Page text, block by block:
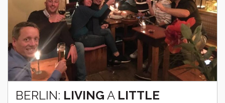
BERLIN: LIVING A LITTLE